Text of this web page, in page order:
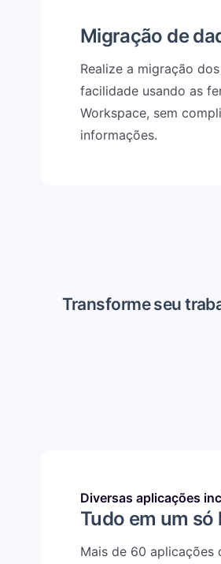
Migração de
Realize a migração
facilidade usando as
Workspace, sem
informações.
Transforme seu
Diversas aplicações
Tudo em um só
Mais de 60 aplicações